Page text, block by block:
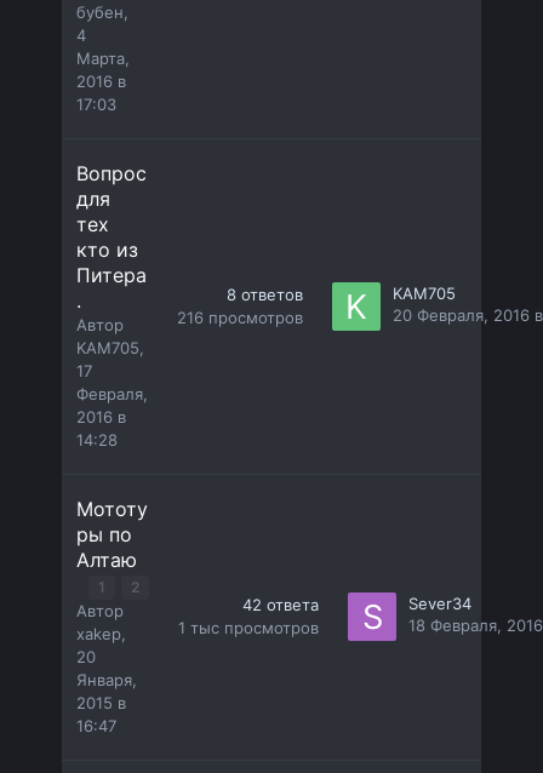
бубен
4
Марта,
2016 в
17:03
Вопрос
для
тех
кто из
Питера
.
Автор
KAM705
17
Февраля,
2016 в
14:28
8 ответов
216 просмотров
KAM705
20 Февраля, 2016
Мототу
ры по
Алтаю
1 2
Автор
xakep
20
Января,
2015 в
16:47
42 ответа
1 тыс просмотров
Sever34
18 Февраля,